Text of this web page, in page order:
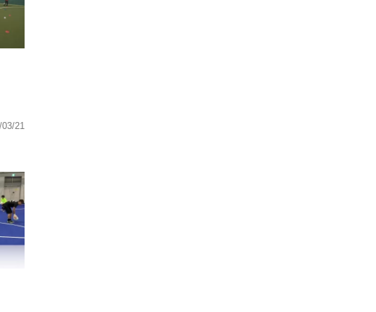
03/21